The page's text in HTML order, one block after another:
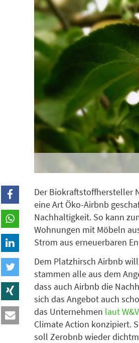
Der Biokraftstoffhersteller
eine Art Öko-Airbnb
Nachhaltigkeit. So kann
Wohnungen mit Möbeln
Strom aus erneuerbaren
Dem Platzhirsch Airbnb
stammen alle aus dem
dass auch Airbnb die
sich das Angebot auch
das Unternehmen laut
Climate Action konzipiert.
soll Zerobnb wieder